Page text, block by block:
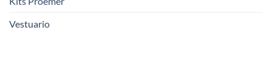
Vestuario